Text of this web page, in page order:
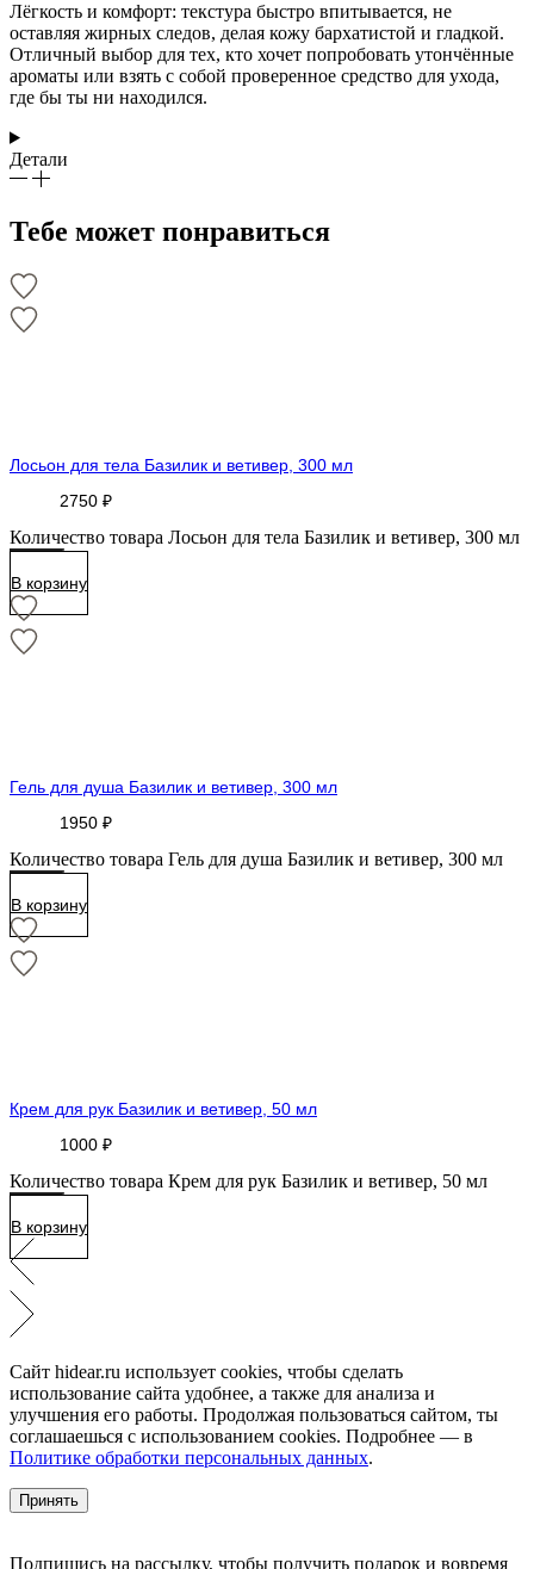
Лёгкость и комфорт: текстура быстро впитывается, не
оставляя жирных следов, делая кожу бархатистой и гладкой.
Отличный выбор для тех, кто хочет попробовать утончённые
ароматы или взять с собой проверенное средство для ухода,
где бы ты ни находился.
Детали
Тебе может понравиться
Лосьон для тела Базилик и ветивер, 300 мл
2750₽
Количество товара Лосьон для тела Базилик и ветивер, 300 мл
В корзину
Гель для душа Базилик и ветивер, 300 мл
1950₽
Количество товара Гель для душа Базилик и ветивер, 300 мл
В корзину
Крем для рук Базилик и ветивер, 50 мл
1000₽
Количество товара Крем для рук Базилик и ветивер, 50 мл
В корзину
Сайт hidear.ru использует cookies, чтобы сделать
использование сайта удобнее, а также для анализа и
улучшения его работы. Продолжая пользоваться сайтом, ты
соглашаешься с использованием cookies. Подробнее — в
Политике обработки персональных данных.
Принять
Подпишись на рассылку, чтобы получить подарок и вовремя